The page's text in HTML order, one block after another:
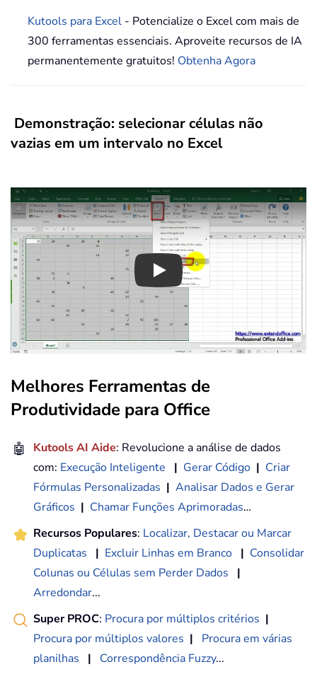
Kutools para Excel - Potencialize o Excel com mais de
300 ferramentas essenciais. Aproveite recursos de IA
permanentemente gratuitos! Obtenha Agora
Demonstração: selecionar células não
vazias em um intervalo no Excel
Play
Melhores Ferramentas de
Produtividade para Office
🤖 Kutools AI Aide: Revolucione a análise de dados
com: Execução Inteligente | Gerar Código | Criar
Fórmulas Personalizadas | Analisar Dados e Gerar
Gráficos | Chamar Funções Aprimoradas…
Recursos Populares: Localizar, Destacar ou Marcar
Duplicatas
| Excluir Linhas em Branco | Consolidar
Colunas ou Células sem Perder Dados
|
Arredondar...
Super PROC: Procura por múltiplos critérios |
Procura por múltiplos valores |
Procura em várias
planilhas
| Correspondência Fuzzy...